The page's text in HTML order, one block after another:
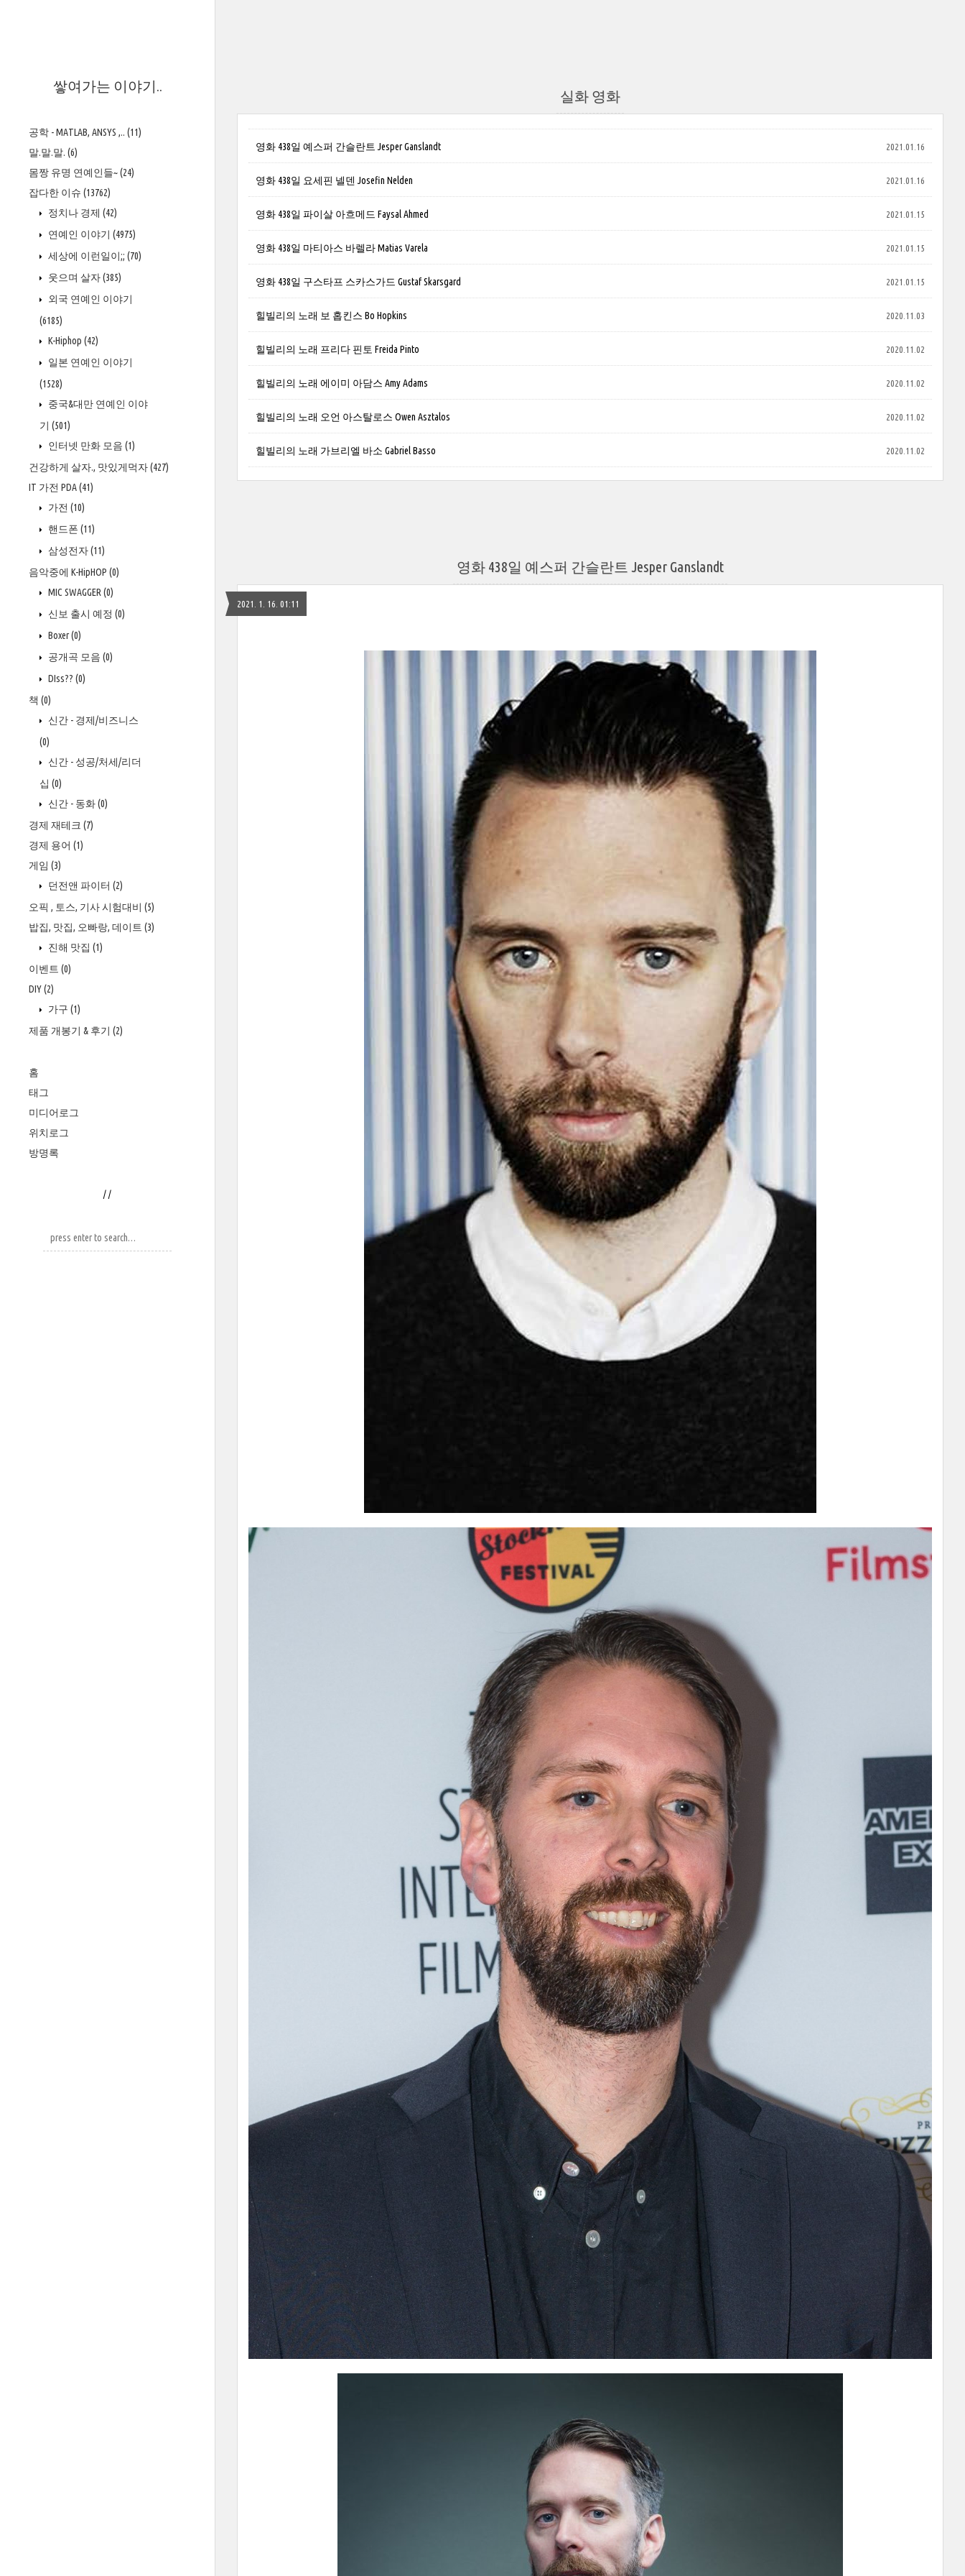
쌓여가는 이야기..
공학 - MATLAB, ANSYS ,.. (11)
말.말.말. (6)
몸짱 유명 연예인들~(24)
잡다한 이슈 (13762)
정치나 경제 (42)
연예인 이야기 (4975)
세상에 이런일이;; (70)
웃으며 살자(385)
외국 연예인 이야기
(6185)
K-Hiphop (42)
일본 연예인 이야기
(1528)
중국&대만 연예인 이야
기 (501)
인터넷 만화 모음 (1)
건강하게 살자., 맛있게먹자(427)
IT 가전 PDA(41)
가전 (10)
핸드폰 (11)
삼성전자(11)
음악중에 K-HipHOP (0)
MIC SWAGGER (0)
신보 출시 예정 (0)
Boxer(0)
공개곡 모음 (0)
DIss?? (0)
책 (0)
신간 - 경제/비즈니스
(0)
신간 - 성공/처세/리더
십 (0)
신간 - 동화(0)
경제 재테크 (7)
경제 용어 (1)
게임 (3)
던전앤 파이터 (2)
오픽 , 토스, 기사 시험대비 (5)
밥집, 맛집, 오빠랑, 데이트 (3)
진해 맛집 (1)
이벤트 (0)
DIY(2)
가구 (1)
제품 개봉기 & 후기 (2)
홈
태그
미디어로그
위치로그
방명록
/ /
실화 영화
영화 438일 예스퍼 간슬란트 Jesper Ganslandt 2021.01.16
영화 438일 요세핀 넬덴 Josefin Nelden 2021.01.16
영화 438일 파이살 아흐메드 Faysal Ahmed 2021.01.15
영화 438일 마티아스 바렐라 Matias Varela 2021.01.15
영화 438일 구스타프 스카스가드 Gustaf Skarsgard 2021.01.15
힐빌리의 노래 보 홉킨스 Bo Hopkins 2020.11.03
힐빌리의 노래 프리다 핀토 Freida Pinto 2020.11.02
힐빌리의 노래 에이미 아담스 Amy Adams 2020.11.02
힐빌리의 노래 오언 아스탈로스 Owen Asztalos 2020.11.02
힐빌리의 노래 가브리엘 바소 Gabriel Basso 2020.11.02
영화 438일 예스퍼 간슬란트 Jesper Ganslandt
2021. 1. 16. 01:11